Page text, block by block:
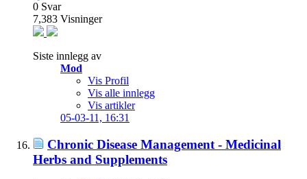
0 Svar
7,383 Visninger
Siste innlegg av
Mod
Vis Profil
Vis alle innlegg
Vis artikler
05-03-11, 16:31
Chronic Disease Management - Medicinal
Herbs and Supplements